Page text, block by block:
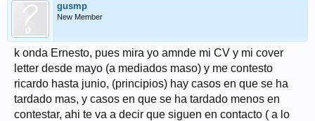
gusmp
New Member
k onda Ernesto, pues mira yo amnde mi CV y mi cover
letter desde mayo (a mediados maso) y me contesto
ricardo hasta junio, (principios) hay casos en que se ha
tardado mas, y casos en que se ha tardado menos en
contestar, ahi te va a decir que siguen en contacto ( a lo